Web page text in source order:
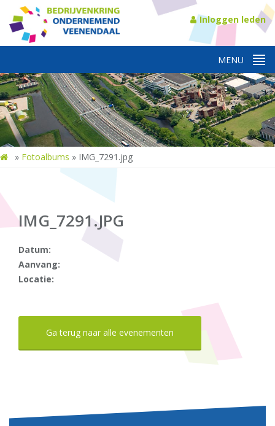
Inloggen leden
» Fotoalbums » IMG_7291.jpg
IMG_7291.JPG
Datum:
Aanvang:
Locatie:
Ga terug naar alle evenementen